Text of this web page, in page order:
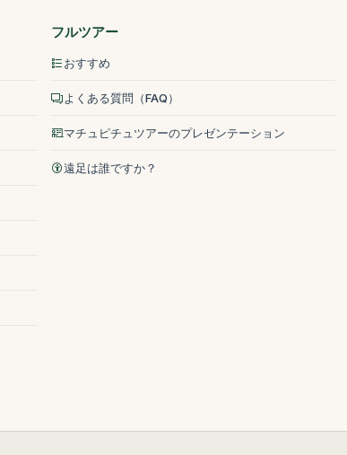
フルツアー
おすすめ
よくある質問（FAQ）
マチュピチュツアーのプレゼンテーション
遠足は誰ですか？